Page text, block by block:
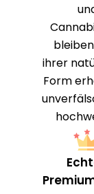
ihrer
Form